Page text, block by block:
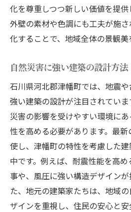
化を尊重しつつ新しい価値を提供
外壁の素材や色調にも工夫が施
化することで、地域全体の景観美
自然災害に強い建築の設計方法
石川県河北郡津幡町では、地震
強い建築の設計が注目されてい
災害の影響を受けやすい環境に
性を高める必要があります。最
使し、津幡町の特性を考慮した
中です。例えば、耐震性能を高
事や、風圧に強い構造デザイン
た、地元の建築家たちは、地域
ザインを重視し、住民の安心と